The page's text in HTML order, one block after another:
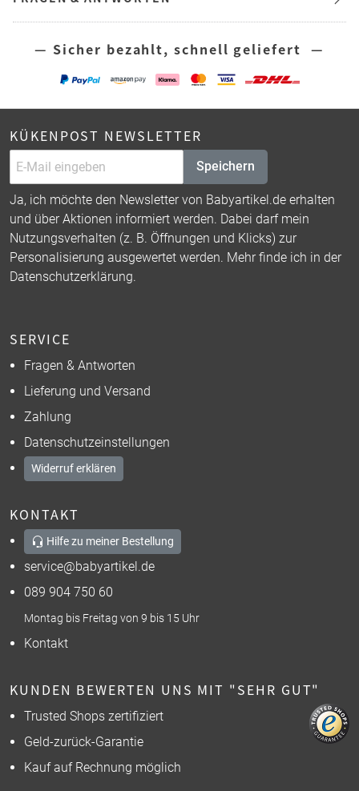
— Sicher bezahlt, schnell geliefert —
KÜKENPOST NEWSLETTER
Speichern
Ja, ich möchte den Newsletter von Babyartikel.de erhalten
und über Aktionen informiert werden. Dabei darf mein
Nutzungsverhalten (z. B. Öffnungen und Klicks) zur
Personalisierung ausgewertet werden. Mehr finde ich in der
Datenschutzerklärung.
SERVICE
Fragen & Antworten
Lieferung und Versand
Zahlung
Datenschutzeinstellungen
Widerruf erklären
KONTAKT
Hilfe zu meiner Bestellung
service@babyartikel.de
089 904 750 60
Montag bis Freitag von 9 bis 15 Uhr
Kontakt
KUNDEN BEWERTEN UNS MIT "SEHR GUT"
Trusted Shops zertifiziert
Geld-zurück-Garantie
Kauf auf Rechnung möglich